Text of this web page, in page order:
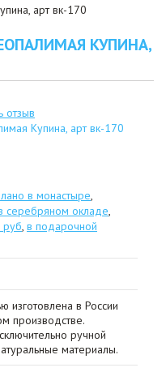
арт вк-170
КУПИНА,
отзыв
в монастыре,
серебряном окладе,
, в подарочной
изготовлена в России
производстве.
ручной
материалы.